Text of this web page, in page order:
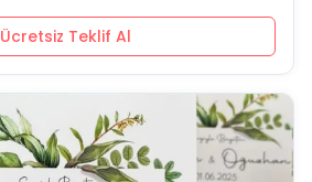
Ücretsiz Teklif Al